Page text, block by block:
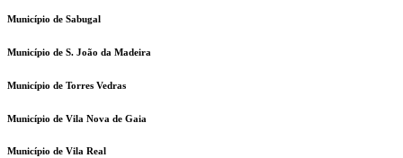
Município de Sabugal
Município de S. João da Madeira
Município de Torres Vedras
Município de Vila Nova de Gaia
Município de Vila Real